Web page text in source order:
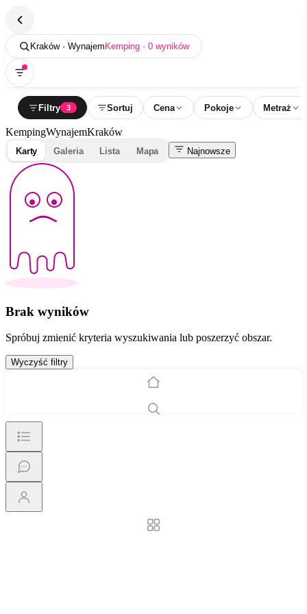
Kraków · Wynajem Kemping · 0 wyników
Filtry 3 Sortuj Cena Pokoje Metraż
KempingWynajemKraków
Karty Galeria Lista Mapa Najnowsze
Brak wyników
Spróbuj zmienić kryteria wyszukiwania lub poszerzyć obszar.
Wyczyść filtry